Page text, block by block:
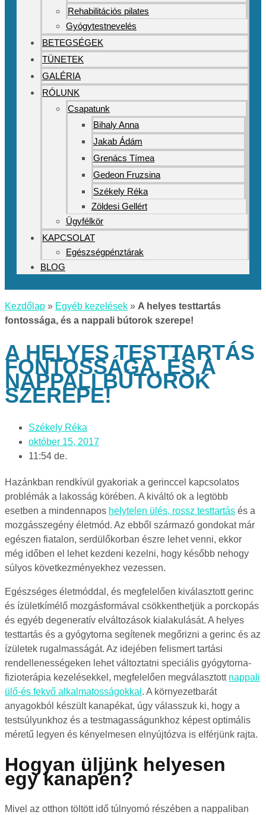
Rehabilitációs pilates
Gyógytestnevelés
BETEGSÉGEK
TÜNETEK
GALÉRIA
RÓLUNK
Csapatunk
Bihaly Anna
Jakab Ádám
Grenács Tímea
Gedeon Fruzsina
Székely Réka
Zöldesi Gellért
Ügyfélkör
KAPCSOLAT
Egészségpénztárak
BLOG
Kezdőlap » Egyéb kezelések » A helyes testtartás
fontossága, és a nappali bútorok szerepe!
A HELYES TESTTARTÁS
FONTOSSÁGA, ÉS A
NAPPALI BÚTOROK
SZEREPE!
Székely Réka
október 15, 2017
11:54 de.
Hazánkban rendkívül gyakoriak a gerinccel kapcsolatos
problémák a lakosság körében. A kiváltó ok a legtöbb
esetben a mindennapos helytelen ülés, rossz testtartás és a
mozgásszegény életmód. Az ebből származó gondokat már
egészen fiatalon, serdülőkorban észre lehet venni, ekkor
még időben el lehet kezdeni kezelni, hogy később nehogy
súlyos következményekhez vezessen.
Egészséges életmóddal, és megfelelően kiválasztott gerinc
és ízületkímélő mozgásformával csökkenthetjük a porckopás
és egyéb degeneratív elváltozások kialakulását. A helyes
testtartás és a gyógytorna segítenek megőrizni a gerinc és az
ízületek rugalmasságát. Az idejében felismert tartási
rendellenességeken lehet változtatni speciális gyógytorna-
fizioterápia kezelésekkel, megfelelően megválasztott nappali
ülő-és fekvő alkalmatosságokkal . A környezetbarát
anyagokból készült kanapékat, úgy válasszuk ki, hogy a
testsúlyunkhoz és a testmagasságunkhoz képest optimális
méretű legyen és kényelmesen elnyújtózva is elférjünk rajta.
Hogyan üljünk helyesen
egy kanapén?
Mivel az otthon töltött idő túlnyomó részében a nappaliban